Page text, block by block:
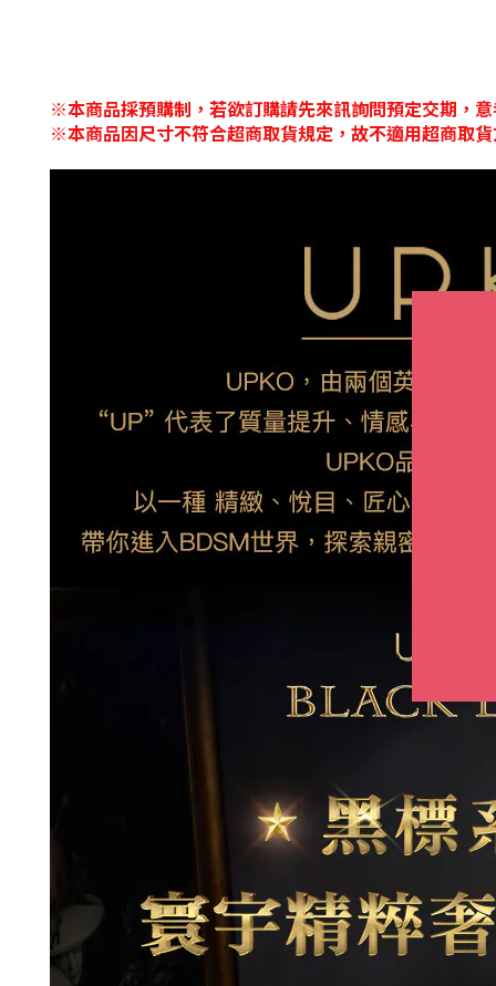
※本商品採預購制，若欲訂購請先來訊詢問預定交期，
※本商品因尺寸不符合超商取貨規定，故不適用超商取